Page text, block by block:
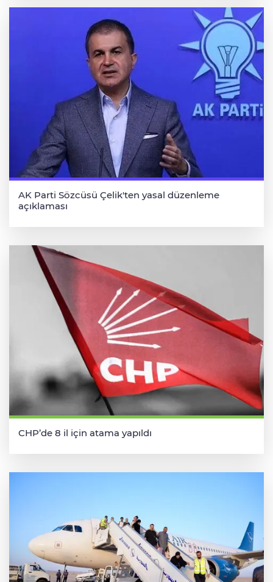
AK Parti Sözcüsü Çelik'ten yasal düzenleme
açıklaması
CHP’de 8 il için atama yapıldı